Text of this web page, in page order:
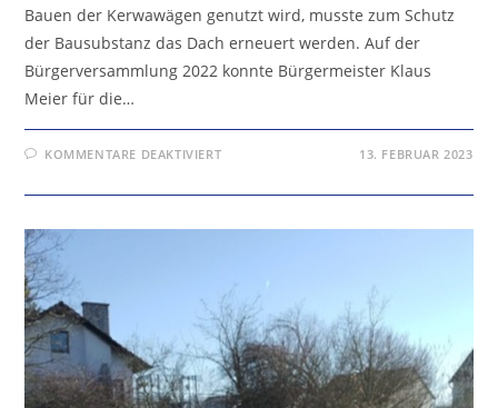
Bauen der Kerwawägen genutzt wird, musste zum Schutz
der Bausubstanz das Dach erneuert werden. Auf der
Bürgerversammlung 2022 konnte Bürgermeister Klaus
Meier für die…
KOMMENTARE DEAKTIVIERTFÜR
EIN
DACH
13. FEBRUAR 2023